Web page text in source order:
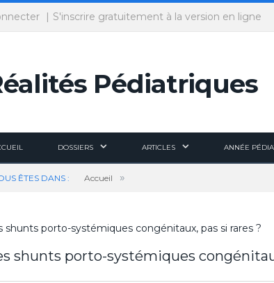
cookies
S'inscrire gratuitement à la version en ligne
DOSSIERS ARTICLES ANNÉE
ÊTES DANS : Accueil »
shunts porto-systémiques